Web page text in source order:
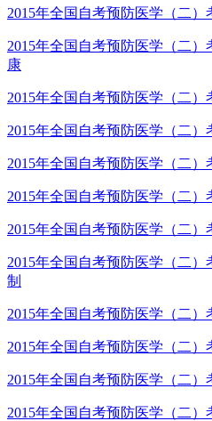
2015年全国自考预防医学（二
2015年全国自考预防医学（二
康
2015年全国自考预防医学（二
2015年全国自考预防医学（二）
2015年全国自考预防医学（二）
2015年全国自考预防医学（二）
2015年全国自考预防医学（二）
2015年全国自考预防医学（二
制
2015年全国自考预防医学（二）
2015年全国自考预防医学（二）
2015年全国自考预防医学（二
2015年全国自考预防医学（二